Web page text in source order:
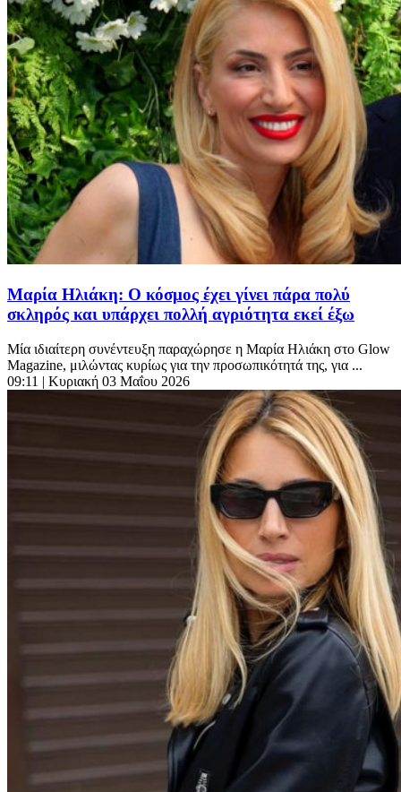
Μαρία Ηλιάκη: Ο κόσμος έχει γίνει πάρα πολύ
σκληρός και υπάρχει πολλή αγριότητα εκεί έξω
Μία ιδιαίτερη συνέντευξη παραχώρησε η Μαρία Ηλιάκη στο Glow
Magazine, μιλώντας κυρίως για την προσωπικότητά της, για ...
09:11 | Κυριακή 03 Μαΐου 2026